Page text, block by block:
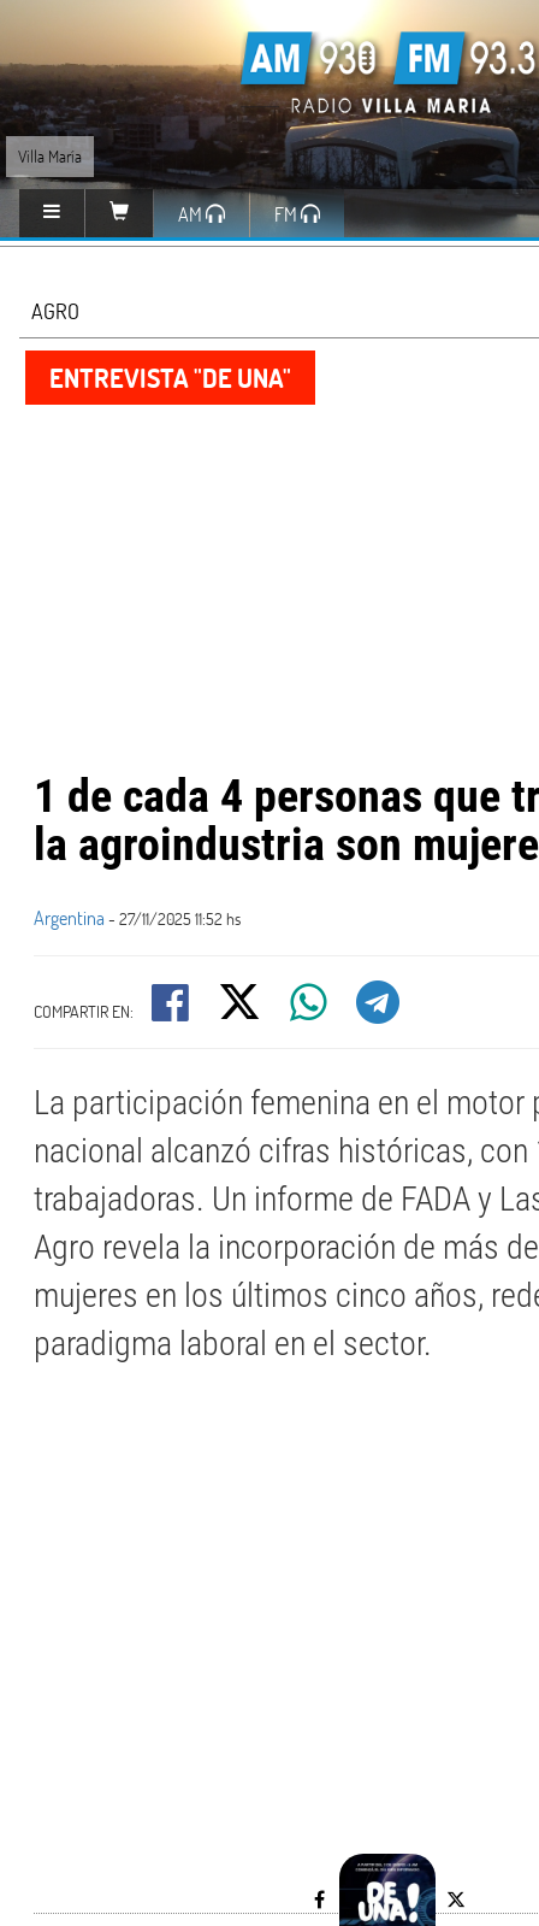
Villa María
AM FM
AGRO
ENTREVISTA "DE UNA"
1 de cada 4 personas que
la agroindustria son
Argentina - 27/11/2025 11:52 hs
COMPARTIR EN:
La participación femenina en el motor
nacional alcanzó cifras históricas,
trabajadoras. Un informe de FADA y
Agro revela la incorporación de más
mujeres en los últimos cinco años,
paradigma laboral en el sector.